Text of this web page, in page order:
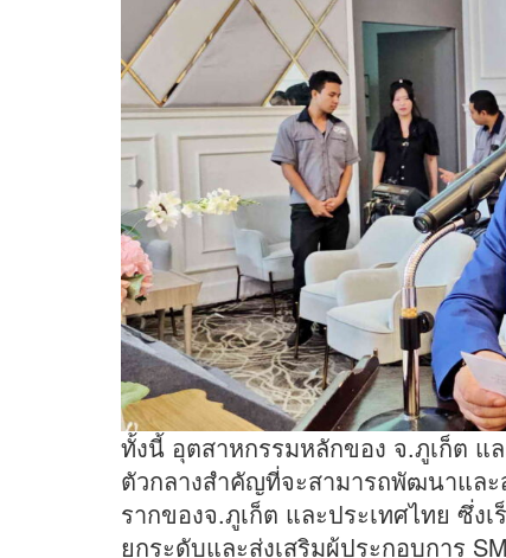
ทั้งนี้ อุตสาหกรรมหลักของ จ.ภูเก็ต แ
ตัวกลางสำคัญที่จะสามารถพัฒนาและ
รากของจ.ภูเก็ต และประเทศไทย ซึ่ง
ยกระดับและส่งเสริมผู้ประกอบการ